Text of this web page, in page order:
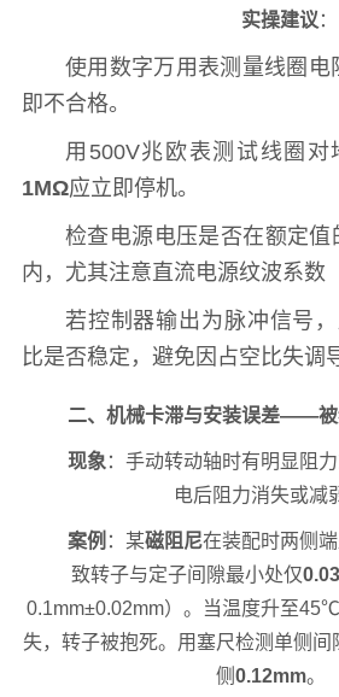
实操建议 ：
使用数字万用表测量线圈电
即不合格。
用500V兆欧表测试线圈
1MΩ应立即停机。
检查电源电压是否在额定值
内，尤其注意直流电源纹波系数
若控制器输出为脉冲信号
比是否稳定，避免因占空比失调
二、机械卡滞与安装误差——被
现象 ：手动转动轴时有明显阻
电后阻力消失或减
案例 ：某磁阻尼在装配时两侧
致转子与定子间隙最小处仅
0.1mm±0.02mm）。当温度升至
失，转子被抱死。用塞尺检测单侧间
侧0.12mm。